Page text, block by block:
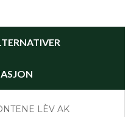
LÈV AK